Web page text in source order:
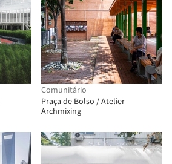
Comunitário
Praça de Bolso / Atelier
Archmixing